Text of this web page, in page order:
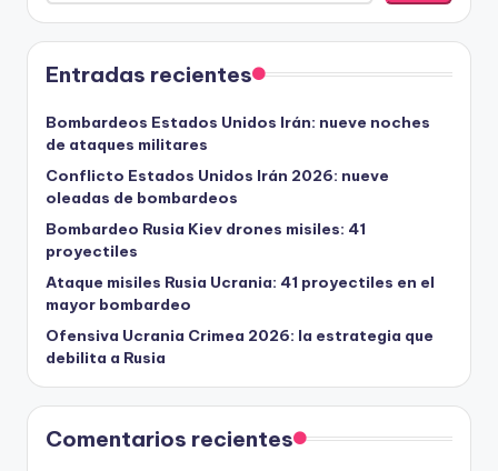
Entradas recientes
Bombardeos Estados Unidos Irán: nueve noches
de ataques militares
Conflicto Estados Unidos Irán 2026: nueve
oleadas de bombardeos
Bombardeo Rusia Kiev drones misiles: 41
proyectiles
Ataque misiles Rusia Ucrania: 41 proyectiles en el
mayor bombardeo
Ofensiva Ucrania Crimea 2026: la estrategia que
debilita a Rusia
Comentarios recientes